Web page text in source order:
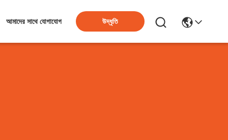
আমাদের সাথে যোগাযোগ উদ্ধৃতি